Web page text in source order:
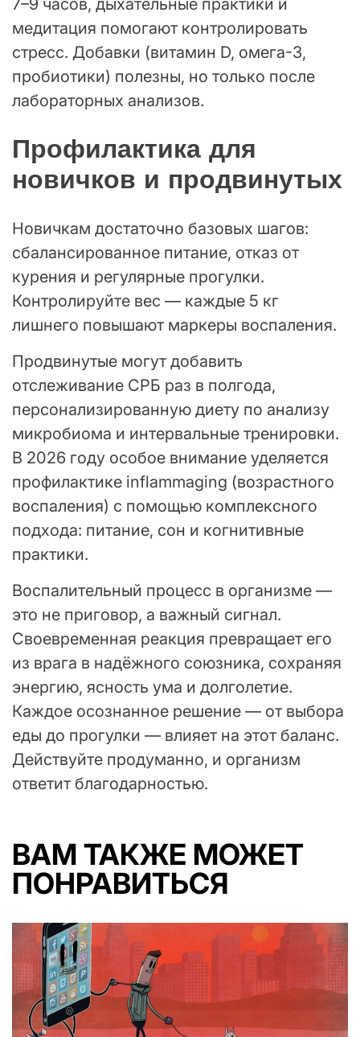
7–9 часов, дыхательные практики и
медитация помогают контролировать
стресс. Добавки (витамин D, омега-3,
пробиотики) полезны, но только после
лабораторных анализов.
Профилактика для
новичков и продвинутых
Новичкам достаточно базовых шагов:
сбалансированное питание, отказ от
курения и регулярные прогулки.
Контролируйте вес — каждые 5 кг
лишнего повышают маркеры воспаления.
Продвинутые могут добавить
отслеживание СРБ раз в полгода,
персонализированную диету по анализу
микробиома и интервальные тренировки.
В 2026 году особое внимание уделяется
профилактике inflammaging (возрастного
воспаления) с помощью комплексного
подхода: питание, сон и когнитивные
практики.
Воспалительный процесс в организме —
это не приговор, а важный сигнал.
Своевременная реакция превращает его
из врага в надёжного союзника, сохраняя
энергию, ясность ума и долголетие.
Каждое осознанное решение — от выбора
еды до прогулки — влияет на этот баланс.
Действуйте продуманно, и организм
ответит благодарностью.
ВАМ ТАКЖЕ МОЖЕТ
ПОНРАВИТЬСЯ